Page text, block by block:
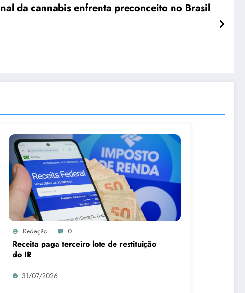
da cannabis enfrenta preconceito no Brasil
Redação 0
Receita paga terceiro lote de restituição
do IR
31/07/2026